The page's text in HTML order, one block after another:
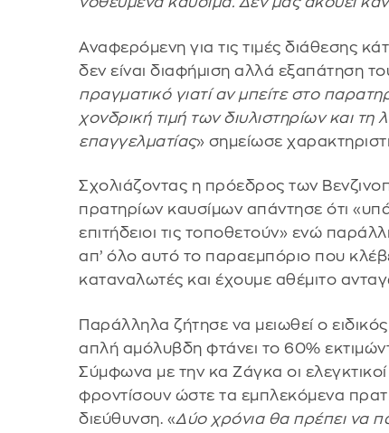
Αναφερόμενη για τις τιμές διάθεσης
δεν είναι διαφήμιση αλλά εξαπάτηση
πραγματικό γιατί αν μπείτε στο
χονδρική τιμή των διυλιστηρίων και τη
επαγγελματίας» σημείωσε
Σχολιάζοντας η πρόεδρος των
πρατηρίων καυσίμων απάντησε ότι
επιτήδειοι τις τοποθετούν» ενώ
απ’ όλο αυτό το παραεμπόριο που
καταναλωτές και έχουμε αθέμιτο
Παράλληλα ζήτησε να μειωθεί ο
απλή αμόλυβδη φτάνει το 60%
Σύμφωνα με την κα Ζάγκα οι
φροντίσουν ώστε τα εμπλεκόμενα
διεύθυνση. «Δύο χρόνια θα πρέπει να